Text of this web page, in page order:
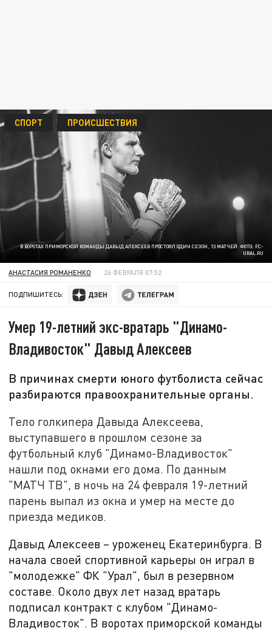
В ВОРОТАХ ПРИМОРСКОЙ КОМАНДЫ ДАВЫД АЛЕКСЕЕВ ПРОСТОЯЛ ОДИН СЕЗОН, 13 МАТЧЕЙ. ФОТО: FC-
URAL.RU
СПОРТ ПРОИСШЕСТВИЯ
АНАСТАСИЯ РОМАНЕНКО 26 ФЕВРАЛЯ 07:52
ПОДПИШИТЕСЬ:
Умер 19-летний экс-вратарь "Динамо-
Владивосток" Давыд Алексеев
В причинах смерти юного футболиста сейчас
разбираются правоохранительные органы.
Тело голкипера Давыда Алексеева,
выступавшего в прошлом сезоне за
футбольный клуб "Динамо-Владивосток"
нашли под окнами его дома. По данным
"МАТЧ ТВ", в ночь на 24 февраля 19-летний
парень выпал из окна и умер на месте до
приезда медиков.
Давыд Алексеев – уроженец Екатеринбурга. В
начала своей спортивной карьеры он играл в
"молодежке" ФК "Урал", был в резервном
составе. Около двух лет назад вратарь
подписал контракт с клубом "Динамо-
Владивосток". В воротах приморской команды